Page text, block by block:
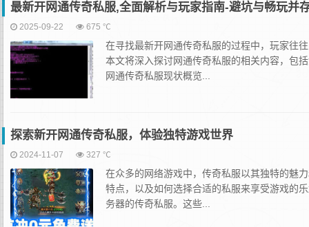
最新开网通传奇私服,全面解析与玩家指南-避坑与畅玩并
2025-09-22 675 ℃
在寻找最新开网通传奇私服的过程中，玩家往
本文将深入探讨网通传奇私服的相关内容，包
网通传奇私服现状概览...
探索新开网通传奇私服，体验独特游戏世界
2024-11-07 327 ℃
在众多的网络游戏中，传奇私服以其独特的魅
特点，以及如何选择合适的私服来享受游戏的
务器的传奇私服。这些...